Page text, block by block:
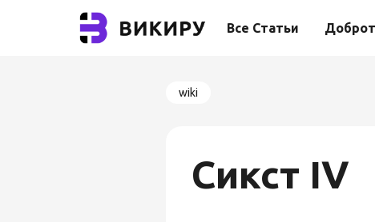
Все Статьи
wiki
Сикст IV